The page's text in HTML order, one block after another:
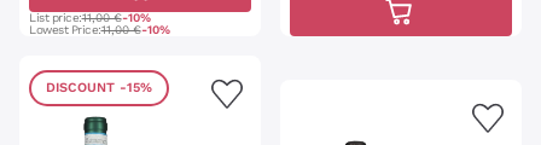
List price:11,00 €-10%
Lowest Price:11,00 €-10%
DISCOUNT -15%